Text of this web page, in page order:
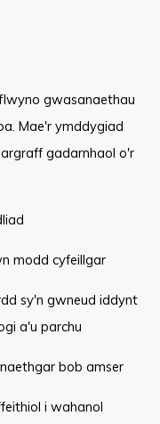
gwasanaethau
Mae'r ymddygiad
gadarnhaol o'r
modd cyfeillgar
sy'n gwneud iddynt
a'u parchu
bob amser
i wahanol